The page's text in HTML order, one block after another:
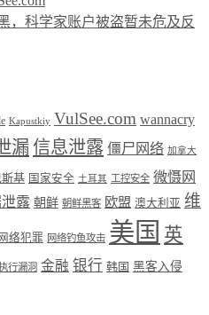
，科学家账户被盗暂未危及反
Kapustkiy VulSee.com wannacry
漏信息泄露 僵尸网络 加拿大
基 国家安全 土耳其 工控安全 微慑网
露 朝鲜 朝鲜黑客 欧盟 澳大利亚 维
网络犯罪 网络钓鱼攻击 美国 英
行漏洞 金融 银行 韩国 黑客入侵